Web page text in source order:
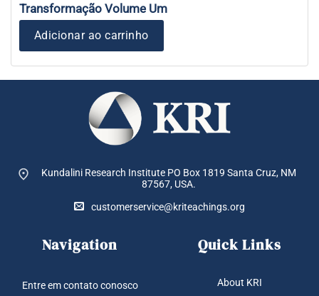
Transformação Volume Um
Adicionar ao carrinho
Kundalini Research Institute PO Box 1819 Santa Cruz, NM
87567, USA.
customerservice@kriteachings.org
Navigation
Entre em contato conosco
Quick Links
About KRI